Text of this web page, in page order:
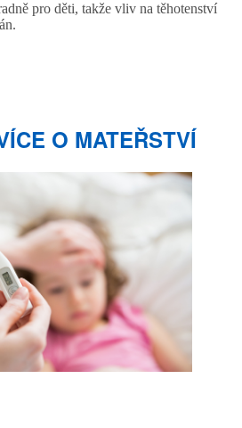
pro děti, takže vliv na těhotenství
O MATEŘSTVÍ